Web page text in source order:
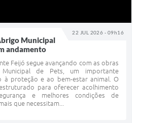
22 JUL 2026 - 09h16
Municipal
andamento
Feijó segue avançando com as obras
de Pets, um importante
à proteção e ao bem-estar animal. O
para oferecer acolhimento
e melhores condições de
que necessitam...